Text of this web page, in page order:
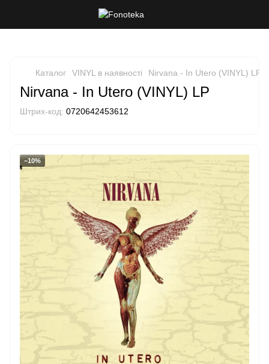
Каталог VINYL в наявності Nirvana - In Utero (VINYL) LP
Nirvana - In Utero (VINYL) LP
Штрих-код: 0720642453612
−10%